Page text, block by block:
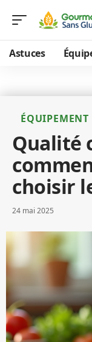
Astuces
ÉQUIPEMENT
Qualité
choisir
24 mai 2025